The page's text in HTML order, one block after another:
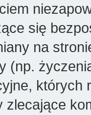
się
na
(np.
których
zlecające